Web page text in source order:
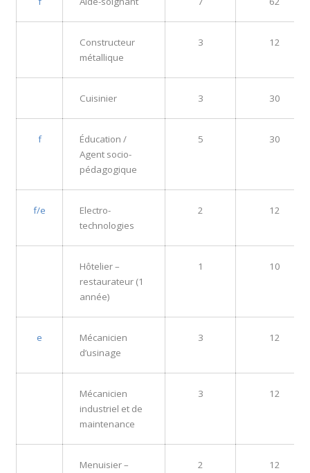
Constructeur
métallique
3 12
Cuisinier 3 30
f
Éducation /
Agent socio-
pédagogique
5 30
f/e
Electro-
technologies
2 12
Hôtelier –
restaurateur (1
année)
1 10
e
Mécanicien
d’usinage
3 12
Mécanicien
industriel et de
maintenance
3 12
Menuisier –
2 12